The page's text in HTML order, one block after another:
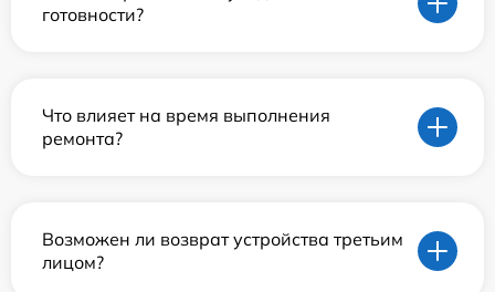
готовности?
Что влияет на время выполнения
ремонта?
Возможен ли возврат устройства третьим
лицом?